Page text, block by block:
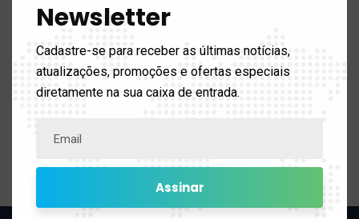
2025 © Todos os direitos reservados.
Newsletter
Cadastre-se para receber as últimas notícias,
atualizações, promoções e ofertas especiais
diretamente na sua caixa de entrada.